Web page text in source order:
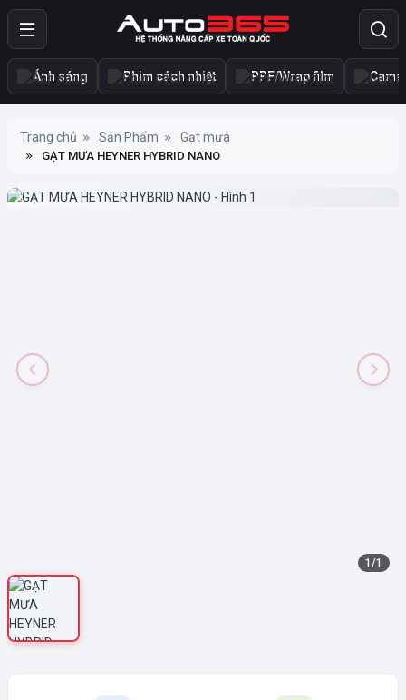
Ánh sáng Phim cách nhiệt PPF/Wrap film
Trang chủ Sản Phẩm Gạt mưa
GẠT MƯA HEYNER HYBRID NANO
1 /1